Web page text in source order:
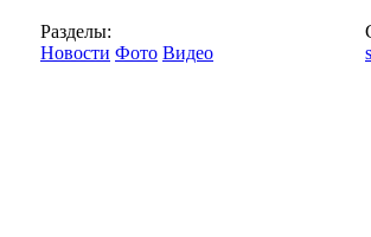
Разделы:
Новости Фото Видео